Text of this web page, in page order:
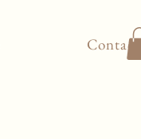
Contact